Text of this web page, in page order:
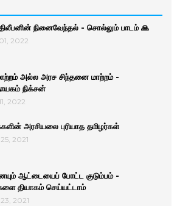
திலீபனின் நினைவேந்தல் - சொல்லும் பாடம் 🙏
2022
அல்ல அரச சிந்தனை மாற்றம் -
நிக்சன்
2022
அரசியலை புரியாத தமிழர்கள்
2021
ஆட்டையைப் போட்ட குடும்பம் -
தியாகம் செய்யட்டாம்
2021